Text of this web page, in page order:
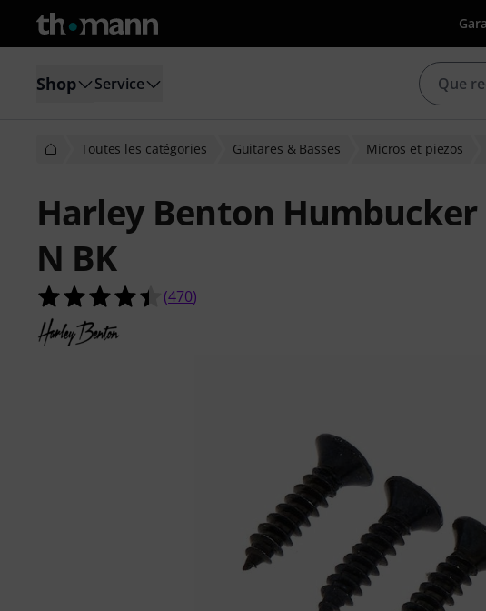
Shop Service
Toutes les catégories Guitares & Basses Micros et piezos
Harley Benton Humbucker
N BK
4.4 étoiles sur 5 d'après 470 évaluations clients
(470)